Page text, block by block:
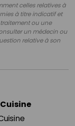
celles relatives à
à titre indicatif et
ou une
un médecin ou
relative à son
Cuisine